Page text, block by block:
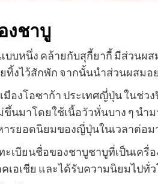
งชาบู
หนึ่ง คล้ายกับสุกี้ยากี้ มีส่วนผส
งไว้สักพัก จากนั้นนำส่วนผสม
องโอซาก้า ประเทศญี่ปุ่น ในช่วง
ขึ้นมาโดยใช้เนื้อวัวหั่นบาง ๆ
ารยอดนิยมของญี่ปุ่นในเวลาต่อม
ะเบียนชื่อของชาบูชาบูที่เป็นเ
เอเชีย และได้รับความนิยมไปทั่